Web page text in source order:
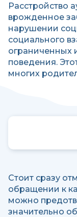
Расстройство
врожденное
нарушении
социального
ограниченных
поведения.
многих
Стоит сразу
обращении к
можно
значительно